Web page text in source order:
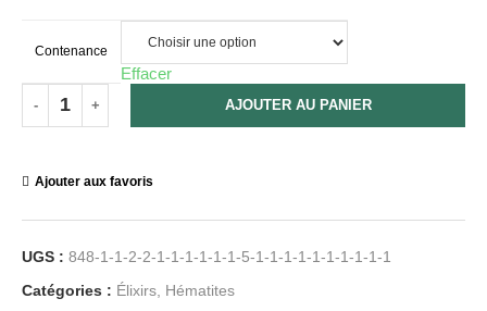
Contenance
Effacer
AJOUTER AU PANIER
Ajouter aux favoris
UGS : 848-1-1-2-2-1-1-1-1-1-1-5-1-1-1-1-1-1-1-1-1-1
Catégories : Élixirs Hématites